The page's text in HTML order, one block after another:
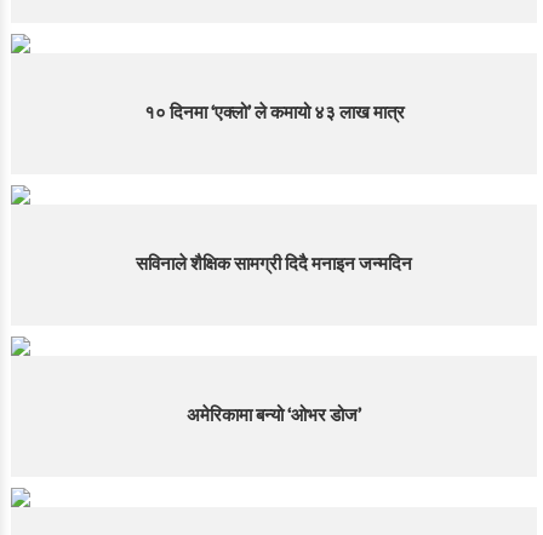
१० दिनमा ‘एक्लो’ ले कमायो ४३ लाख मात्र
सविनाले शैक्षिक सामग्री दिदै मनाइन जन्मदिन
अमेरिकामा बन्यो ‘ओभर डोज’